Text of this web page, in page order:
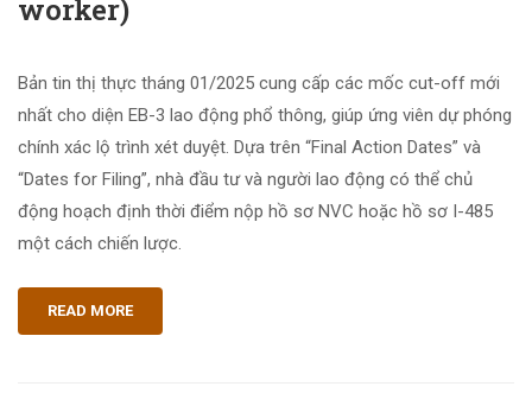
worker)
Bản tin thị thực tháng 01/2025 cung cấp các mốc cut-off mới
nhất cho diện EB-3 lao động phổ thông, giúp ứng viên dự phóng
chính xác lộ trình xét duyệt. Dựa trên “Final Action Dates” và
“Dates for Filing”, nhà đầu tư và người lao động có thể chủ
động hoạch định thời điểm nộp hồ sơ NVC hoặc hồ sơ I-485
một cách chiến lược.
READ MORE